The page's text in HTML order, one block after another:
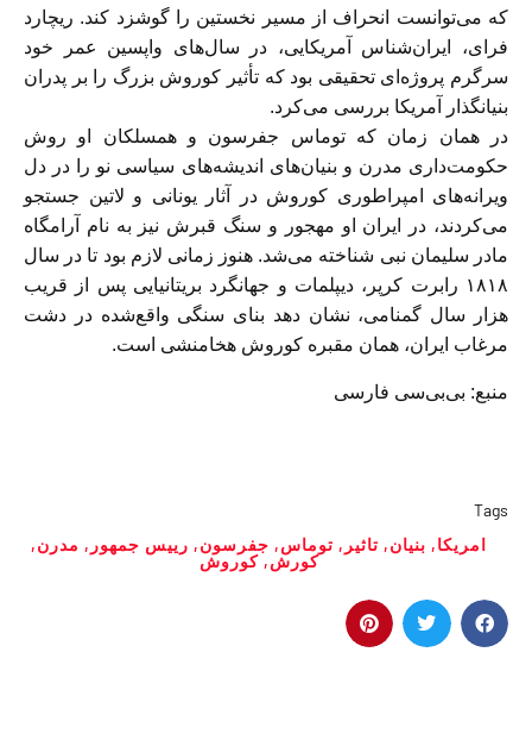
که می‌توانست انحراف از مسیر نخستین را گوشزد کند. ریچارد
فرای، ایران‌شناس آمریکایی، در سال‌های واپسین عمر خود
سرگرم پروژه‌ای تحقیقی بود که تأثیر کوروش بزرگ را بر پدران
بنیانگذار آمریکا بررسی می‌کرد.
در‌‌ همان زمان که توماس جفرسون و همسلکان او روش
حکومت‌داری مدرن و بنیان‌های اندیشه‌های سیاسی نو را در دل
ویرانه‌های امپراطوری‌ کوروش در آثار یونانی و لاتین جستجو
می‌کردند، در ایران او مهجور و سنگ قبرش نیز به نام آرامگاه
مادر سلیمان نبی شناخته می‌شد. هنوز زمانی لازم بود تا در سال
۱۸۱۸ رابرت کرپر، دیپلمات و جهانگرد بریتانیایی پس از قریب
هزار سال گمنامی، نشان دهد بنای سنگی واقع‌شده در دشت
مرغاب ایران،‌‌ همان مقبره کوروش هخامنشی است.
منبع: بی‌بی‌سی فارسی
Tags
امریکا, بنیان‌, تاثیر , توماس, جفرسون, رییس جمهور , مدرن,
کورش,کوروش